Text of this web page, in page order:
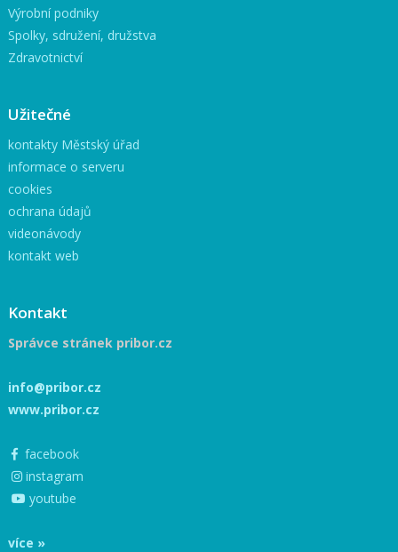
Výrobní podniky
Spolky, sdružení, družstva
Zdravotnictví
Užitečné
kontakty Městský úřad
informace o serveru
cookies
ochrana údajů
videonávody
kontakt web
Kontakt
Správce stránek pribor.cz
info@pribor.cz
www.pribor.cz
facebook
instagram
youtube
více »